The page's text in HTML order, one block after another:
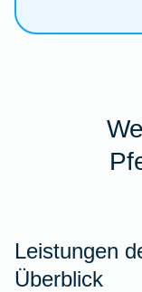
Leistungen
Überblick